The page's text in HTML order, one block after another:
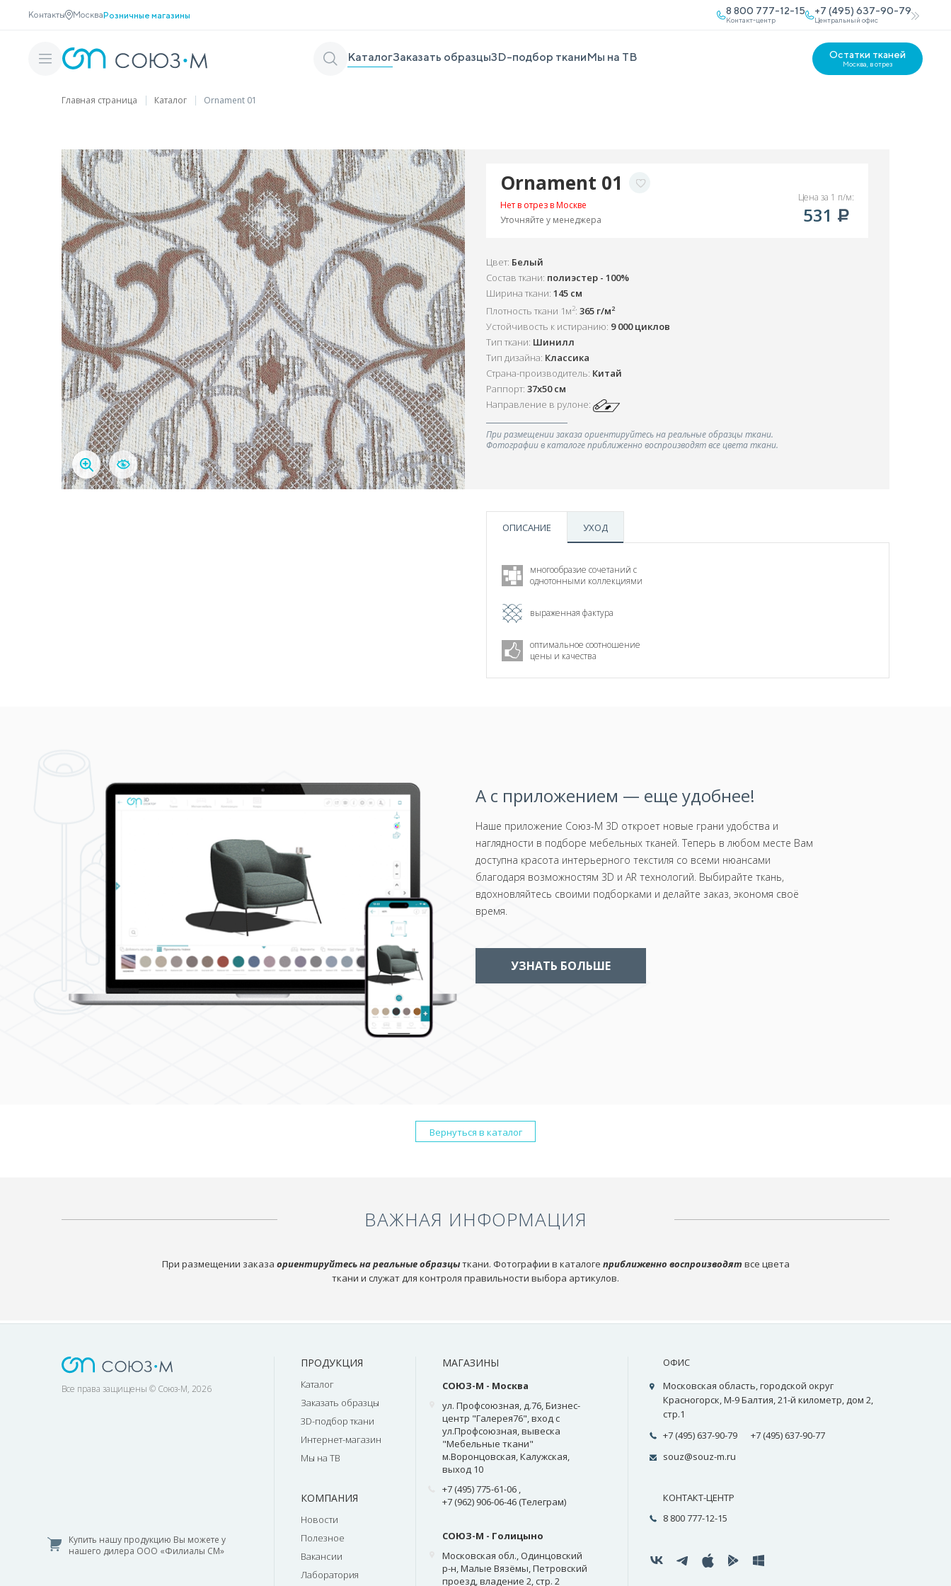
Контакты МоскваРозничные магазины 8 800 777-12-15
Контакт-центр
+7 (495) 637-90-79
Центральный офис
КаталогЗаказать образцы3D-подбор тканиМы на ТВ Остатки тканей
Москва, в отрез
Главная страница Каталог Ornament 01
Ornament 01
Нет в отрез в Москве
Уточняйте у менеджера
Цена за 1 п/м:
531
Цвет: Белый
Состав ткани: полиэстер - 100%
Ширина ткани: 145 см
Плотность ткани 1м2: 365 г/м2
Устойчивость к истиранию: 9 000 циклов
Тип ткани: Шинилл
Тип дизайна: Классика
Страна-производитель: Китай
Раппорт: 37х50 см
Направление в рулоне:
При размещении заказа ориентируйтесь на реальные образцы ткани.
Фотографии в каталоге приближенно воспроизводят все цвета ткани.
ОПИСАНИЕ УХОД
многообразие сочетаний с
однотонными коллекциями
выраженная фактура
оптимальное соотношение
цены и качества
А с приложением — еще удобнее!
Наше приложение Союз-М 3D откроет новые грани удобства и
наглядности в подборе мебельных тканей. Теперь в любом месте Вам
доступна красота интерьерного текстиля со всеми нюансами
благодаря возможностям 3D и AR технологий. Выбирайте ткань,
вдохновляйтесь своими подборками и делайте заказ, экономя своё
время.
УЗНАТЬ БОЛЬШЕ
Вернуться в каталог
ВАЖНАЯ ИНФОРМАЦИЯ
При размещении заказа ориентируйтесь на реальные образцыткани. Фотографии в каталоге приближенно воспроизводят все цвета
ткани и служат для контроля правильности выбора артикулов.
Все права защищены © Союз-М, 2026
Купить нашу продукцию Вы можете у
нашего дилера ООО «Филиалы СМ»
ПРОДУКЦИЯ
Каталог
Заказать образцы
3D-подбор ткани
Интернет-магазин
Мы на ТВ
КОМПАНИЯ
Новости
Полезное
Вакансии
Лаборатория
МАГАЗИНЫ
СОЮЗ-М - Москва
ул. Профсоюзная, д.76, Бизнес-
центр "Галерея76", вход с
ул.Профсоюзная, вывеска
"Мебельные ткани"
м.Воронцовская, Калужская,
выход 10
+7 (495) 775-61-06 ,
+7 (962) 906-06-46 (Телеграм)
СОЮЗ-М - Голицыно
Московская обл., Одинцовский
р-н, Малые Вязёмы, Петровский
проезд, владение 2, стр. 2
ОФИС
Московская область, городской округ
Красногорск, М-9 Балтия, 21-й километр, дом 2,
стр.1
+7 (495) 637-90-79
+7 (495) 637-90-77
souz@souz-m.ru
КОНТАКТ-ЦЕНТР
8 800 777-12-15